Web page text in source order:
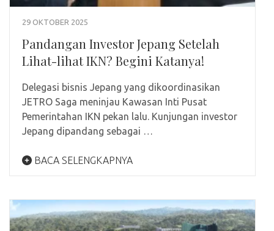
29 OKTOBER 2025
Pandangan Investor Jepang Setelah
Lihat-lihat IKN? Begini Katanya!
Delegasi bisnis Jepang yang dikoordinasikan
JETRO Saga meninjau Kawasan Inti Pusat
Pemerintahan IKN pekan lalu. Kunjungan investor
Jepang dipandang sebagai …
BACA SELENGKAPNYA